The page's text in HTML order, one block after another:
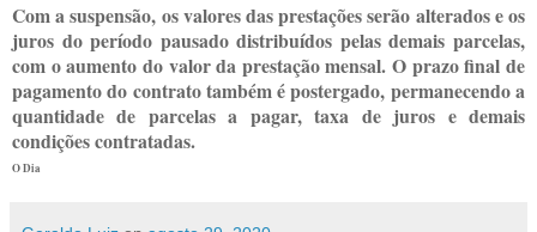
Com a suspensão, os valores das prestações serão alterados e os
juros do período pausado distribuídos pelas demais parcelas,
com o aumento do valor da prestação mensal. O prazo final de
pagamento do contrato também é postergado, permanecendo a
quantidade de parcelas a pagar, taxa de juros e demais
condições contratadas.
O Dia